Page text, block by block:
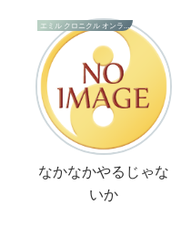
エミル クロニクル オンライン
なかなかやるじゃな
いか